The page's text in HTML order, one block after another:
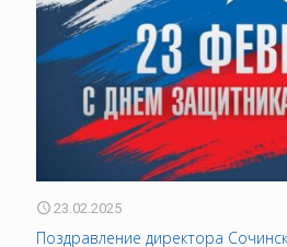
23.02.2025
Поздравление директора